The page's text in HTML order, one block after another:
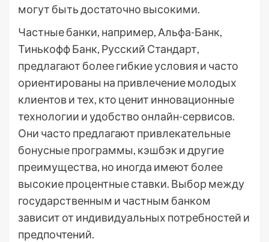
могут быть достаточно высокими.
Частные банки, например, Альфа-Банк,
Тинькофф Банк, Русский Стандарт,
предлагают более гибкие условия и часто
ориентированы на привлечение молодых
клиентов и тех, кто ценит инновационные
технологии и удобство онлайн-сервисов.
Они часто предлагают привлекательные
бонусные программы, кэшбэк и другие
преимущества, но иногда имеют более
высокие процентные ставки. Выбор между
государственным и частным банком
зависит от индивидуальных потребностей и
предпочтений.